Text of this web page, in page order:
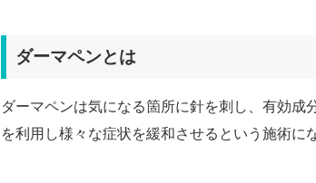
ダーマペンとは
ダーマペンは気になる箇所に針を刺し、有効成
を利用し様々な症状を緩和させるという施術に